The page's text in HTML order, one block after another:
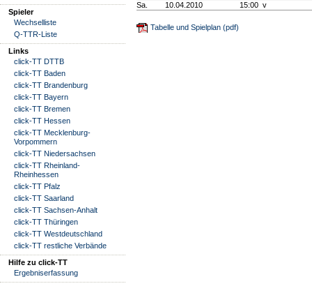
Spieler
Wechselliste
Q-TTR-Liste
Links
click-TT DTTB
click-TT Baden
click-TT Brandenburg
click-TT Bayern
click-TT Bremen
click-TT Hessen
click-TT Mecklenburg-
Vorpommern
click-TT Niedersachsen
click-TT Rheinland-
Rheinhessen
click-TT Pfalz
click-TT Saarland
click-TT Sachsen-Anhalt
click-TT Thüringen
click-TT Westdeutschland
click-TT restliche Verbände
Hilfe zu click-TT
Ergebniserfassung
Sa. 10.04.2010 15:00 v
Tabelle und Spielplan (pdf)